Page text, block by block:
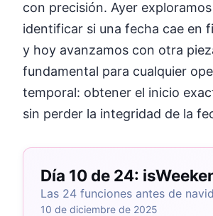
con precisión. Ayer
identificar si una fecha cae en
y hoy avanzamos con otra
fundamental para cualquier
temporal: obtener el inicio
sin perder la integridad de la
Día 10 de 24:
Las 24 funciones antes de
10 de diciembre de 2025